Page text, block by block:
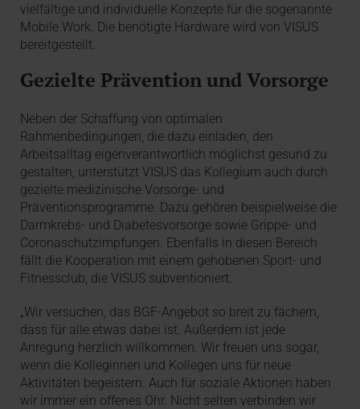
vielfältige und individuelle Konzepte für die sogenannte
Mobile Work. Die benötigte Hardware wird von VISUS
bereitgestellt.
Gezielte Prävention und Vorsorge
Neben der Schaffung von optimalen
Rahmenbedingungen, die dazu einladen, den
Arbeitsalltag eigenverantwortlich möglichst gesund zu
gestalten, unterstützt VISUS das Kollegium auch durch
gezielte medizinische Vorsorge- und
Präventionsprogramme. Dazu gehören beispielweise die
Darmkrebs- und Diabetesvorsorge sowie Grippe- und
Coronaschutzimpfungen. Ebenfalls in diesen Bereich
fällt die Kooperation mit einem gehobenen Sport- und
Fitnessclub, die VISUS subventioniert.
„Wir versuchen, das BGF-Angebot so breit zu fächern,
dass für alle etwas dabei ist. Außerdem ist jede
Anregung herzlich willkommen. Wir freuen uns sogar,
wenn die Kolleginnen und Kollegen uns für neue
Aktivitäten begeistern. Auch für soziale Aktionen haben
wir immer ein offenes Ohr. Nicht selten verbinden wir